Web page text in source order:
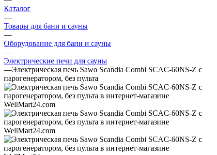
Каталог
—
Товары для бани и сауны
—
Оборудование для бани и сауны
—
Электрические печи для сауны
—Электрическая печь Sawo Scandia Combi SCAC-60NS-Z с
парогенератором, без пульта